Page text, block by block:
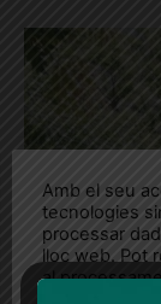
Amb el seu
tecnologies
processar
lloc web. Pot
al
legítims en